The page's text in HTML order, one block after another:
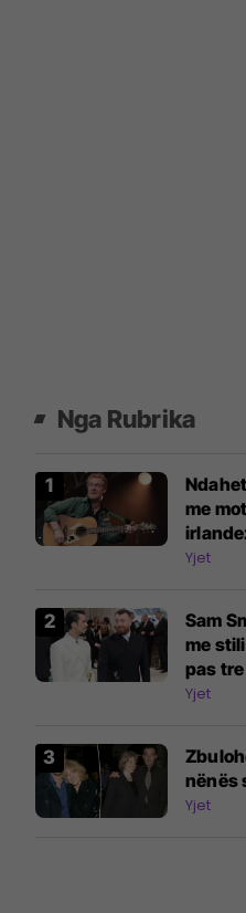
Nga Rubrika
me
Yjet
Sam
me
pas
Yjet
nënës
Yjet